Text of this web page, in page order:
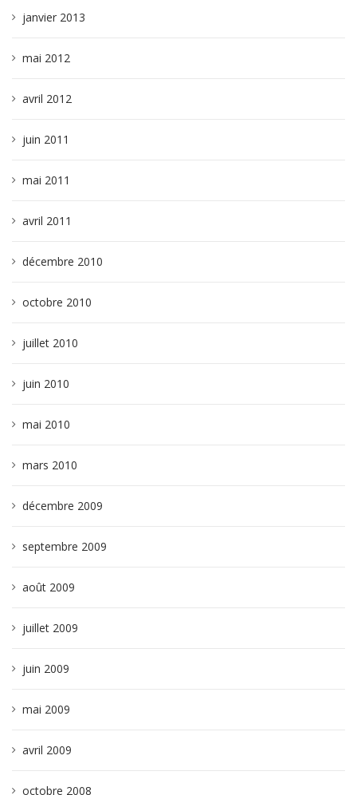
janvier 2013
mai 2012
avril 2012
juin 2011
mai 2011
avril 2011
décembre 2010
octobre 2010
juillet 2010
juin 2010
mai 2010
mars 2010
décembre 2009
septembre 2009
août 2009
juillet 2009
juin 2009
mai 2009
avril 2009
octobre 2008